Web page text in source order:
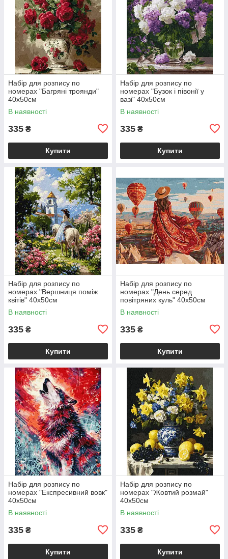
Набір для розпису по
номерах "Багряні троянди"
40х50см
В наявності
335 ₴
Купити
Набір для розпису по
номерах "Бузок і півонії у
вазі" 40х50см
В наявності
335 ₴
Купити
Набір для розпису по
номерах "Вершниця поміж
квітів" 40х50см
В наявності
335 ₴
Купити
Набір для розпису по
номерах "День серед
повітряних куль" 40х50см
В наявності
335 ₴
Купити
Набір для розпису по
номерах "Експресивний вовк"
40х50см
В наявності
335 ₴
Купити
Набір для розпису по
номерах "Жовтий розмай"
40х50см
В наявності
335 ₴
Купити